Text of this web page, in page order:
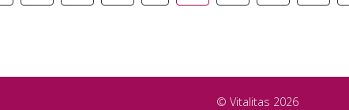
© Vitalitas 2026